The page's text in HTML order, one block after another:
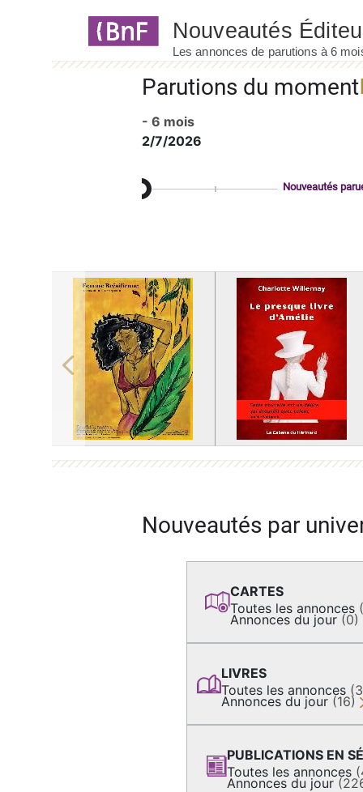
Parutions du moment
- 6 mois
2/7/2026
Nouveautés
Previous
Nouveautés par
CARTES
Toutes les annonces
Annonces du jour (0)
LIVRES
Toutes les annonces
Annonces du jour (16)
PUBLICATIONS EN
Toutes les annonces
Annonces du jour